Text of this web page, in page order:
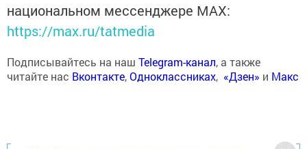
национальном мессенджере MАХ:
https://max.ru/tatmedia
Подписывайтесь на наш Telegram-канал, а также
читайте нас Вконтакте,Одноклассниках, «Дзен» и Макс